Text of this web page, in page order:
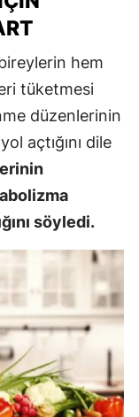
hem
tüketmesi
düzenlerinin
açtığını dile
söyledi.